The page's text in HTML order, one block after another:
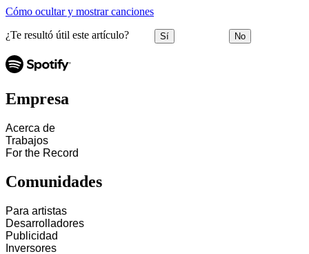
Cómo ocultar y mostrar canciones
¿Te resultó útil este artículo? Sí No
Empresa
Acerca de
Trabajos
For the Record
Comunidades
Para artistas
Desarrolladores
Publicidad
Inversores